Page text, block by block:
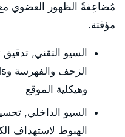
مُضاعِفةً الظهور العضوي مع
مؤقتة.
السيو التقني,
وهيكلية الموقع
السيو الداخلي,
الهبوط لاستهداف